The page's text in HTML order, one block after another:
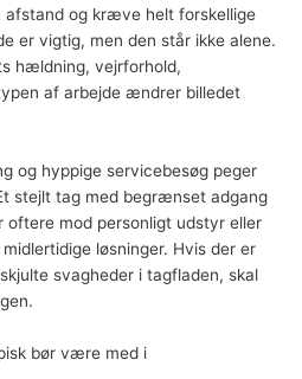
afstand og kræve helt forskellige
er vigtig, men den står ikke alene.
hældning, vejrforhold,
af arbejde ændrer billedet
og hyppige servicebesøg peger
stejlt tag med begrænset adgang
oftere mod personligt udstyr eller
løsninger. Hvis der er
svagheder i tagfladen, skal
bør være med i